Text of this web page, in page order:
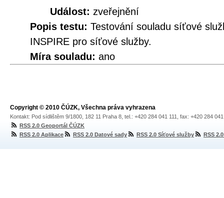
Událost: zveřejnění
Popis testu: Testování souladu síťové
INSPIRE pro síťové služby.
Míra souladu: ano
Copyright © 2010 ČÚZK, Všechna práva vyhrazena
Kontakt: Pod sídlištěm 9/1800, 182 11 Praha 8, tel.: +420 284 041 111, fax: +420 284
RSS 2.0 Geoportál ČÚZK
RSS 2.0 Aplikace
RSS 2.0 Datové sady RSS 2.0 Síťové služby RSS